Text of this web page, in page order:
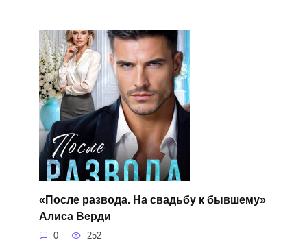
«После развода. На свадьбу к бывшему»
Алиса Верди
0 252